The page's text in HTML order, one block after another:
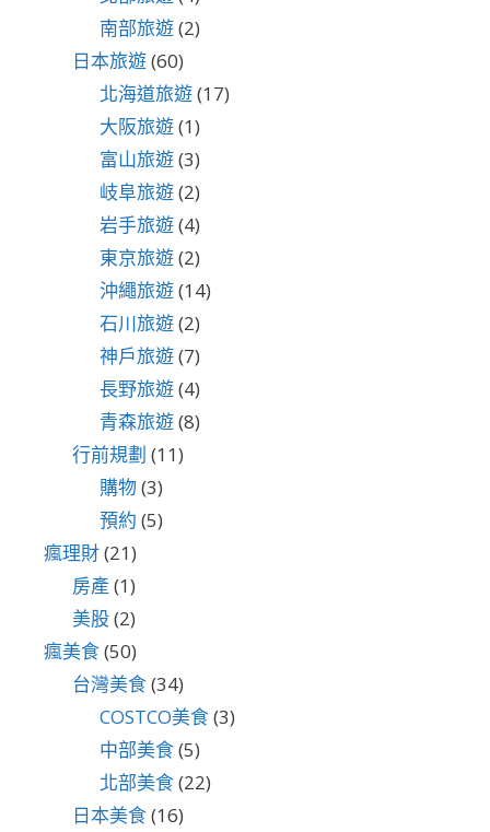
南部旅遊(2)
日本旅遊(60)
北海道旅遊(17)
大阪旅遊(1)
富山旅遊(3)
岐阜旅遊(2)
岩手旅遊(4)
東京旅遊(2)
沖繩旅遊(14)
石川旅遊(2)
神戶旅遊(7)
長野旅遊(4)
青森旅遊(8)
行前規劃 (11)
購物(3)
預約 (5)
瘋理財(21)
房產 (1)
美股(2)
瘋美食(50)
台灣美食(34)
COSTCO美食(3)
中部美食(5)
北部美食(22)
日本美食(16)